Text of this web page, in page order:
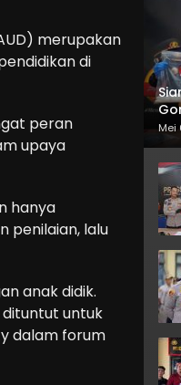
merupakan
di
peran
upaya
hanya
penilaian, lalu
anak didik.
dituntut untuk
dalam forum
Mei